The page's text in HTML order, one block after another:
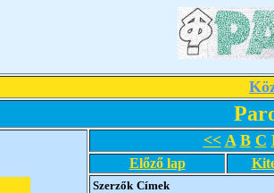
<< A B C
Előző lap
Szerzők Címek